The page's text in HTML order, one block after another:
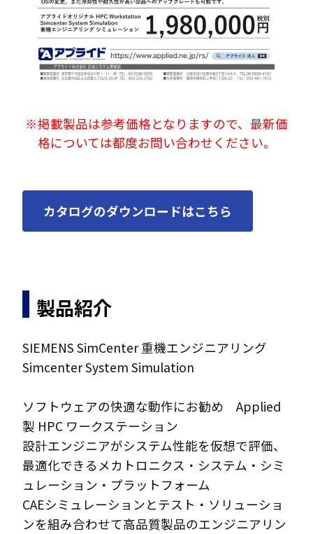
※掲載製品は参考価格となりますので、最新価
格については都度お問い合わせください。
カタログのダウンロードはこちら
製品紹介
SIEMENS SimCenter 重機エンジニアリング
Simcenter System Simulation
ソフトウェアの快適な動作にお勧め Applied
製 HPC ワークステーション
設計エンジニアがシステム性能を仮想で評価、
最適化できるメカトロニクス・システム・シミ
ュレーション・プラットフォーム
CAEシミュレーションとテスト・ソリューショ
ンを組み合わせて高品質製品のエンジニアリン